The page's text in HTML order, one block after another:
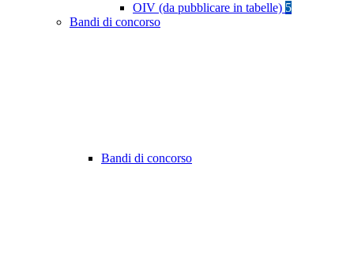
OIV (da pubblicare in tabelle) 5
Bandi di concorso
Bandi di concorso